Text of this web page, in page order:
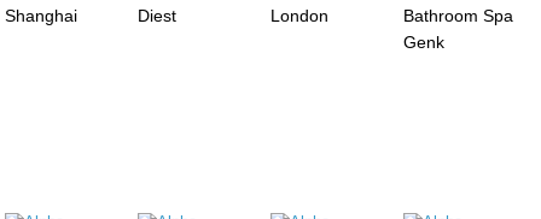
Shanghai
Diest
London
Bathroom Spa
Genk